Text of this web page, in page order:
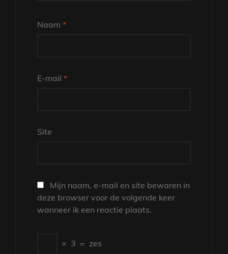
Naam *
E-mail *
Site
Mijn naam, e-mail en site bewaren in
deze browser voor de volgende keer
wanneer ik een reactie plaats.
× 3 = zes